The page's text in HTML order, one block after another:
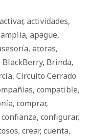
activar, actividades,
amplia, apague,
, atoras,
BlackBerry, Brinda,
, Circuito Cerrado
, compatible,
, comprar,
confianza, configurar,
, crear, cuenta,